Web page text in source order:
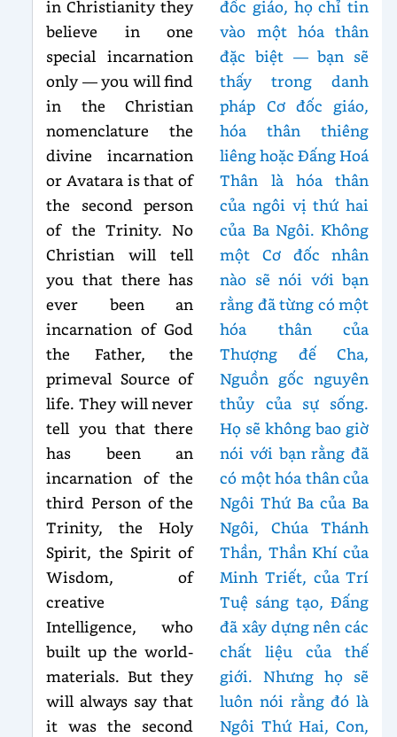
in Christianity they
believe in one
special incarnation
only — you will find
in the Christian
nomenclature the
divine incarnation
or Avatara is that of
the second person
of the Trinity. No
Christian will tell
you that there has
ever been an
incarnation of God
the Father, the
primeval Source of
life. They will never
tell you that there
has been an
incarnation of the
third Person of the
Trinity, the Holy
Spirit, the Spirit of
Wisdom, of
creative
Intelligence, who
built up the world-
materials. But they
will always say that
it was the second
đốc giáo, họ chỉ tin
vào một hóa thân
đặc biệt — bạn sẽ
thấy trong danh
pháp Cơ đốc giáo,
hóa thân thiêng
liêng hoặc Đấng Hoá
Thân là hóa thân
của ngôi vị thứ hai
của Ba Ngôi. Không
một Cơ đốc nhân
nào sẽ nói với bạn
rằng đã từng có một
hóa thân của
Thượng đế Cha,
Nguồn gốc nguyên
thủy của sự sống.
Họ sẽ không bao giờ
nói với bạn rằng đã
có một hóa thân của
Ngôi Thứ Ba của Ba
Ngôi, Chúa Thánh
Thần, Thần Khí của
Minh Triết, của Trí
Tuệ sáng tạo, Đấng
đã xây dựng nên các
chất liệu của thế
giới. Nhưng họ sẽ
luôn nói rằng đó là
Ngôi Thứ Hai, Con,